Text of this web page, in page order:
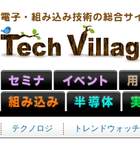
テクノロジ トレンドウォッチ